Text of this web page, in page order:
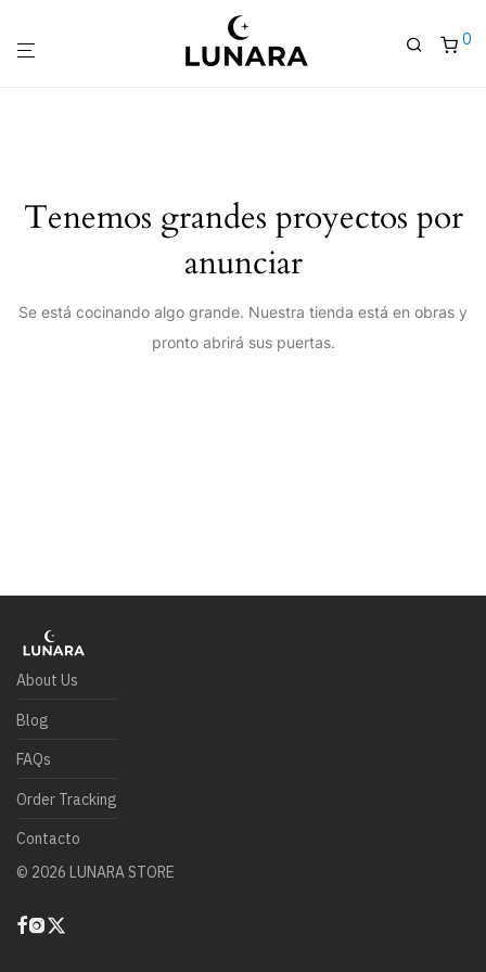
0
Tenemos grandes proyectos por
anunciar
Se está cocinando algo grande. Nuestra tienda está en obras y
pronto abrirá sus puertas.
About Us
Blog
FAQs
Order Tracking
Contacto
© 2026 LUNARA STORE